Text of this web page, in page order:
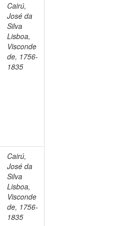
Cairú,
José da
Silva
Lisboa,
Visconde
de, 1756-
1835
Cairú,
José da
Silva
Lisboa,
Visconde
de, 1756-
1835